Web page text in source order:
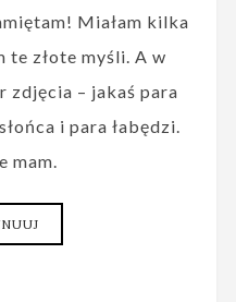
Miałam kilka
te złote myśli. A w
zdjęcia – jakaś para
i para łabędzi.
mam.